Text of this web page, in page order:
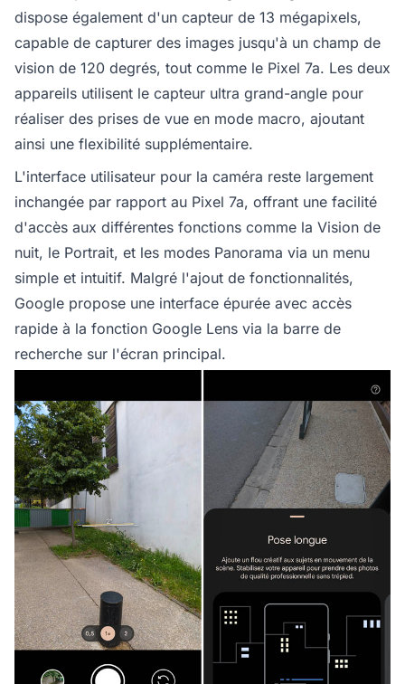
dispose également d'un capteur de 13 mégapixels,
capable de capturer des images jusqu'à un champ de
vision de 120 degrés, tout comme le Pixel 7a. Les deux
appareils utilisent le capteur ultra grand-angle pour
réaliser des prises de vue en mode macro, ajoutant
ainsi une flexibilité supplémentaire.
L'interface utilisateur pour la caméra reste largement
inchangée par rapport au Pixel 7a, offrant une facilité
d'accès aux différentes fonctions comme la Vision de
nuit, le Portrait, et les modes Panorama via un menu
simple et intuitif. Malgré l'ajout de fonctionnalités,
Google propose une interface épurée avec accès
rapide à la fonction Google Lens via la barre de
recherche sur l'écran principal.